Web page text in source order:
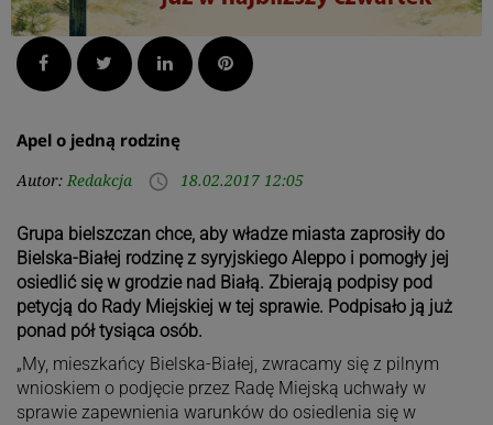
Facebook Twitter LinkedInPinterest
Apel o jedną rodzinę
Autor: Redakcja access_time 18.02.2017 12:05
Grupa bielszczan chce, aby władze miasta zaprosiły do
Bielska-Białej rodzinę z syryjskiego Aleppo i pomogły jej
osiedlić się w grodzie nad Białą. Zbierają podpisy pod
petycją do Rady Miejskiej w tej sprawie. Podpisało ją już
ponad pół tysiąca osób.
„My, mieszkańcy Bielska-Białej, zwracamy się z pilnym
wnioskiem o podjęcie przez Radę Miejską uchwały w
sprawie zapewnienia warunków do osiedlenia się w